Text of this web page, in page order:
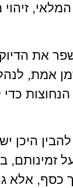
את
אמת,
כדי
היכן
זמינותם,
כסף, אלא